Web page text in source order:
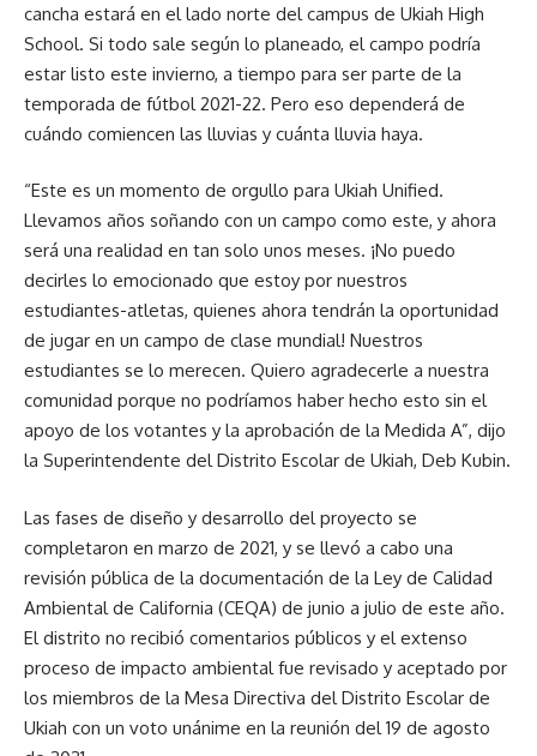
cancha estará en el lado norte del campus de Ukiah High
School. Si todo sale según lo planeado, el campo podría
estar listo este invierno, a tiempo para ser parte de la
temporada de fútbol 2021-22. Pero eso dependerá de
cuándo comiencen las lluvias y cuánta lluvia haya.
“Este es un momento de orgullo para Ukiah Unified.
Llevamos años soñando con un campo como este, y ahora
será una realidad en tan solo unos meses. ¡No puedo
decirles lo emocionado que estoy por nuestros
estudiantes-atletas, quienes ahora tendrán la oportunidad
de jugar en un campo de clase mundial! Nuestros
estudiantes se lo merecen. Quiero agradecerle a nuestra
comunidad porque no podríamos haber hecho esto sin el
apoyo de los votantes y la aprobación de la Medida A”, dijo
la Superintendente del Distrito Escolar de Ukiah, Deb Kubin.
Las fases de diseño y desarrollo del proyecto se
completaron en marzo de 2021, y se llevó a cabo una
revisión pública de la documentación de la Ley de Calidad
Ambiental de California (CEQA) de junio a julio de este año.
El distrito no recibió comentarios públicos y el extenso
proceso de impacto ambiental fue revisado y aceptado por
los miembros de la Mesa Directiva del Distrito Escolar de
Ukiah con un voto unánime en la reunión del 19 de agosto